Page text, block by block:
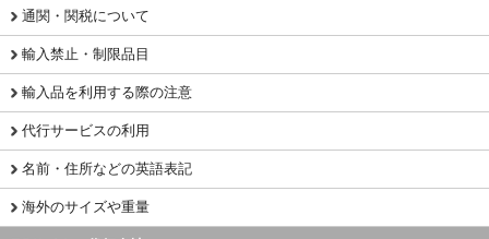
通関・関税について
輸入禁止・制限品目
輸入品を利用する際の注意
代行サービスの利用
名前・住所などの英語表記
海外のサイズや重量